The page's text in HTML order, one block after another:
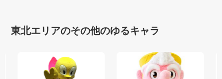
東北エリアのその他のゆるキャラ